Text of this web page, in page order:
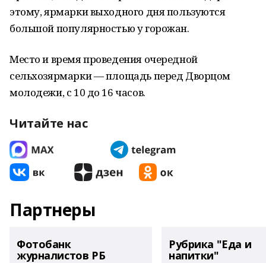
этому, ярмарки выходного дня пользуются
большой популярностью у горожан.
Место и время проведения очередной
сельхозярмарки — площадь перед Дворцом
молодежи, с 10 до 16 часов.
Читайте нас
Партнеры
Фотобанк
журналистов РБ
Рубрика "Еда и
напитки"